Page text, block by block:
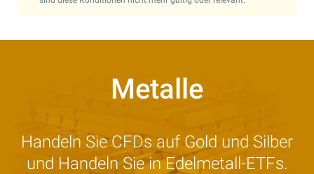
Metalle
Handeln Sie CFDs auf Gold und Silber
und Handeln Sie in Edelmetall-ETFs.